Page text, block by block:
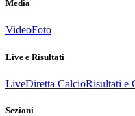
Media
VideoFoto
Live e Risultati
LiveDiretta CalcioRisultati e
Sezioni